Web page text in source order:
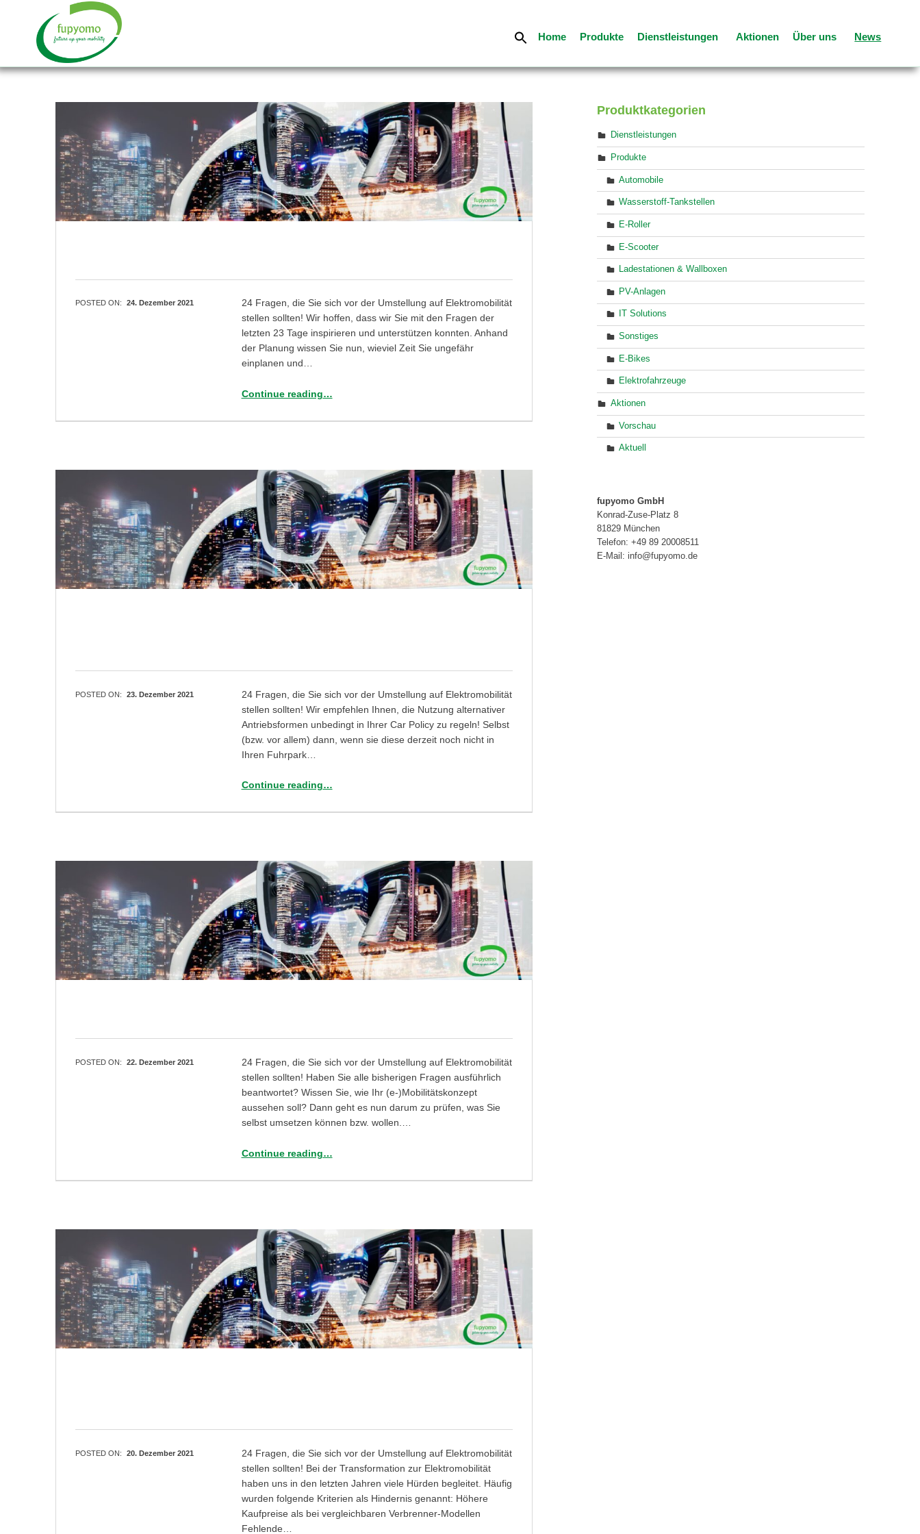
Home Produkte Dienstleistungen Aktionen Über uns News
News>Wissenswertes zur Elektromobilität
POSTED ON: 24. Dezember 2021
24 Fragen, die Sie sich vor der Umstellung auf Elektromobilität
stellen sollten! Wir hoffen, dass wir Sie mit den Fragen der
letzten 23 Tage inspirieren und unterstützen konnten. Anhand
der Planung wissen Sie nun, wieviel Zeit Sie ungefähr
einplanen und…
Continue reading“Tag 24: Wann starten Sie mit der Umsetzung?”
…
POSTED ON: 23. Dezember 2021
24 Fragen, die Sie sich vor der Umstellung auf Elektromobilität
stellen sollten! Wir empfehlen Ihnen, die Nutzung alternativer
Antriebsformen unbedingt in Ihrer Car Policy zu regeln! Selbst
(bzw. vor allem) dann, wenn sie diese derzeit noch nicht in
Ihren Fuhrpark…
Continue reading“Tag 23: Haben Sie an die Anpassung Ihrer Car Policy gedacht?”
…
POSTED ON: 22. Dezember 2021
24 Fragen, die Sie sich vor der Umstellung auf Elektromobilität
stellen sollten! Haben Sie alle bisherigen Fragen ausführlich
beantwortet? Wissen Sie, wie Ihr (e-)Mobilitätskonzept
aussehen soll? Dann geht es nun darum zu prüfen, was Sie
selbst umsetzen können bzw. wollen.…
Continue reading…
POSTED ON: 20. Dezember 2021
24 Fragen, die Sie sich vor der Umstellung auf Elektromobilität
stellen sollten! Bei der Transformation zur Elektromobilität
haben uns in den letzten Jahren viele Hürden begleitet. Häufig
wurden folgende Kriterien als Hindernis genannt: Höhere
Kaufpreise als bei vergleichbaren Verbrenner-Modellen
Fehlende…
Produktkategorien
Dienstleistungen
Produkte
Automobile
Wasserstoff-Tankstellen
E-Roller
E-Scooter
Ladestationen & Wallboxen
PV-Anlagen
IT Solutions
Sonstiges
E-Bikes
Elektrofahrzeuge
Aktionen
Vorschau
Aktuell
fupyomo GmbH
Konrad-Zuse-Platz 8
81829 München
Telefon: +49 89 20008511
E-Mail: info@fupyomo.de